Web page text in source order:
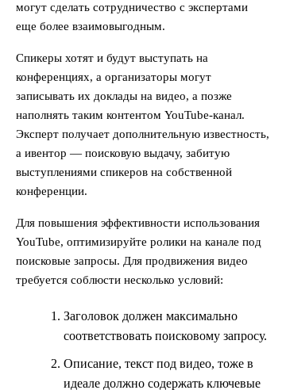
могут сделать сотрудничество с экспертами
еще более взаимовыгодным.
Спикеры хотят и будут выступать на
конференциях, а организаторы могут
записывать их доклады на видео, а позже
наполнять таким контентом YouTube-канал.
Эксперт получает дополнительную известность,
а ивентор — поисковую выдачу, забитую
выступлениями спикеров на собственной
конференции.
Для повышения эффективности использования
YouTube, оптимизируйте ролики на канале под
поисковые запросы. Для продвижения видео
требуется соблюсти несколько условий:
Заголовок должен максимально
соответствовать поисковому запросу.
Описание, текст под видео, тоже в
идеале должно содержать ключевые